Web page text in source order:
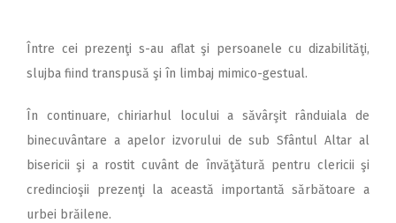
Între cei prezenţi s-au aflat şi persoanele cu dizabilităţi,
slujba fiind transpusă şi în limbaj mimico-gestual.
În continuare, chiriarhul locului a săvârşit rânduiala de
binecuvântare a apelor izvorului de sub Sfântul Altar al
bisericii şi a rostit cuvânt de învăţătură pentru clericii şi
credincioşii prezenţi la această importantă sărbătoare a
urbei brăilene.